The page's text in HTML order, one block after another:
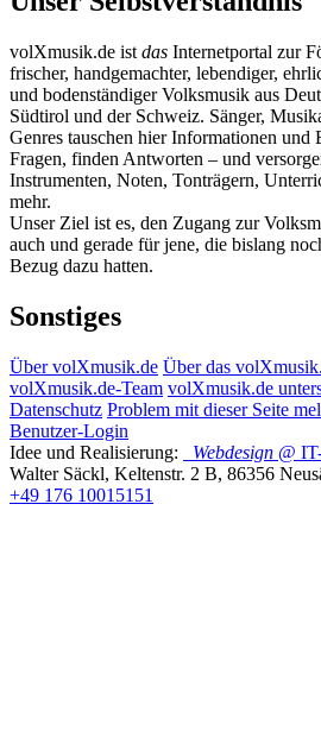
volXmusik.de ist das Internetportal zur
frischer, handgemachter, lebendiger,
und bodenständiger Volksmusik aus
Südtirol und der Schweiz. Sänger,
Genres tauschen hier Informationen und
Fragen, finden Antworten – und
Instrumenten, Noten, Tonträgern,
mehr.
Unser Ziel ist es, den Zugang zur
auch und gerade für jene, die bislang
Bezug dazu hatten.
Sonstiges
Über volXmusik.de Über das
volXmusik.de-Team volXmusik.de
Datenschutz Problem mit dieser Seite
Benutzer-Login
Idee und Realisierung:
Webdesign @
Walter Säckl, Keltenstr. 2 B, 86356
+49 176 10015151